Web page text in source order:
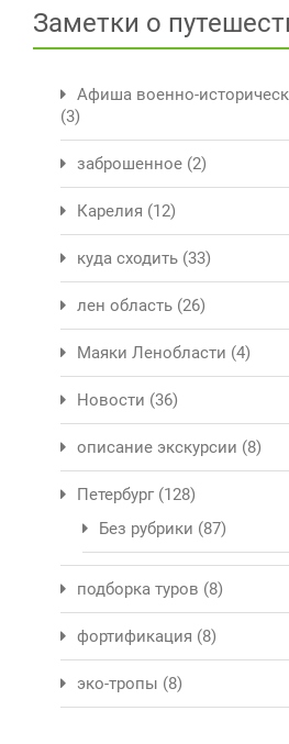
Заметки о
Афиша военно-
(3)
заброшенное (2)
Карелия (12)
куда сходить (33)
лен область (26)
Маяки Ленобласти (4)
Новости (36)
описание экскурсии (8)
Петербург (128)
Без рубрики (87)
подборка туров (8)
фортификация (8)
эко-тропы (8)